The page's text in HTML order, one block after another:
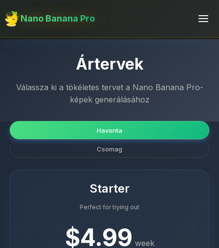
Nano Banana Pro
Ártervek
Válassza ki a tökéletes tervet a Nano Banana Pro-
képek generálásához
Havonta
Csomag
Starter
Perfect for trying out
$4.99 week